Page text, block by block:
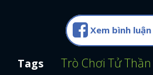
Xem bình
Tags Trò Chơi Tử Thần